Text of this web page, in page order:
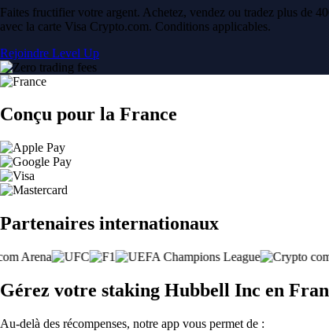
Faites fructifier votre argent. Achetez, vendez ou tradez plus de
avec la carte Visa Crypto.com. Conditions applicables.
Rejoindre Level Up
Conçu pour la France
Partenaires internationaux
Gérez votre staking Hubbell Inc en
Au-delà des récompenses, notre app vous permet de :